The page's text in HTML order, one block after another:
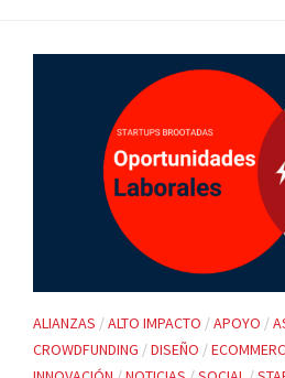
ALIANZAS /ALTO IMPACTO /APOYO /
CROWDFUNDING /DISEÑO /